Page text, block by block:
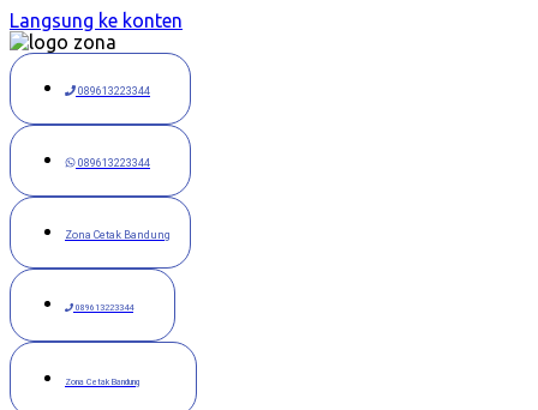
Langsung ke konten
089613223344
089613223344
Zona Cetak Bandung
089613223344
Zona Cetak Bandung